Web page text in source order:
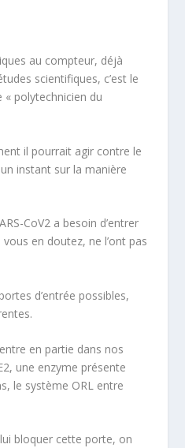
au compteur, déjà
scientifiques, c’est le
« polytechnicien du
il pourrait agir contre le
instant sur la manière
CoV2 a besoin d’entrer
en doutez, ne l’ont pas
d’entrée possibles,
en partie dans nos
une enzyme présente
le système ORL entre
bloquer cette porte, on